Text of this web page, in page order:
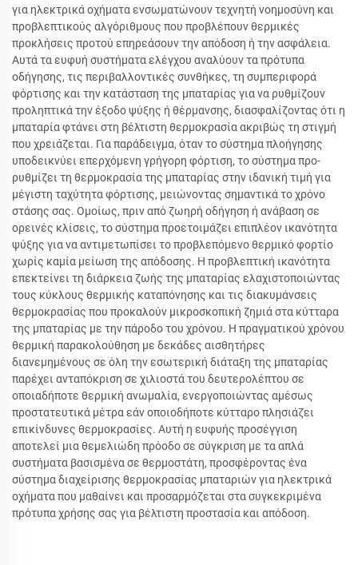
για ηλεκτρικά οχήματα ενσωματώνουν τεχνητή νοημοσύνη και
προβλεπτικούς αλγόριθμους που προβλέπουν θερμικές
προκλήσεις προτού επηρεάσουν την απόδοση ή την ασφάλεια.
Αυτά τα ευφυή συστήματα ελέγχου αναλύουν τα πρότυπα
οδήγησης, τις περιβαλλοντικές συνθήκες, τη συμπεριφορά
φόρτισης και την κατάσταση της μπαταρίας για να ρυθμίζουν
προληπτικά την έξοδο ψύξης ή θέρμανσης, διασφαλίζοντας ότι η
μπαταρία φτάνει στη βέλτιστη θερμοκρασία ακριβώς τη στιγμή
που χρειάζεται. Για παράδειγμα, όταν το σύστημα πλοήγησης
υποδεικνύει επερχόμενη γρήγορη φόρτιση, το σύστημα προ-
ρυθμίζει τη θερμοκρασία της μπαταρίας στην ιδανική τιμή για
μέγιστη ταχύτητα φόρτισης, μειώνοντας σημαντικά το χρόνο
στάσης σας. Ομοίως, πριν από ζωηρή οδήγηση ή ανάβαση σε
ορεινές κλίσεις, το σύστημα προετοιμάζει επιπλέον ικανότητα
ψύξης για να αντιμετωπίσει το προβλεπόμενο θερμικό φορτίο
χωρίς καμία μείωση της απόδοσης. Η προβλεπτική ικανότητα
επεκτείνει τη διάρκεια ζωής της μπαταρίας ελαχιστοποιώντας
τους κύκλους θερμικής καταπόνησης και τις διακυμάνσεις
θερμοκρασίας που προκαλούν μικροσκοπική ζημιά στα κύτταρα
της μπαταρίας με την πάροδο του χρόνου. Η πραγματικού χρόνου
θερμική παρακολούθηση με δεκάδες αισθητήρες
διανεμημένους σε όλη την εσωτερική διάταξη της μπαταρίας
παρέχει ανταπόκριση σε χιλιοστά του δευτερολέπτου σε
οποιαδήποτε θερμική ανωμαλία, ενεργοποιώντας αμέσως
προστατευτικά μέτρα εάν οποιοδήποτε κύτταρο πλησιάζει
επικίνδυνες θερμοκρασίες. Αυτή η ευφυής προσέγγιση
αποτελεί μια θεμελιώδη πρόοδο σε σύγκριση με τα απλά
συστήματα βασισμένα σε θερμοστάτη, προσφέροντας ένα
σύστημα διαχείρισης θερμοκρασίας μπαταριών για ηλεκτρικά
οχήματα που μαθαίνει και προσαρμόζεται στα συγκεκριμένα
πρότυπα χρήσης σας για βέλτιστη προστασία και απόδοση.